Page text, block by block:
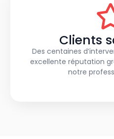
Clients
Des centaines
excellente réputation
notre